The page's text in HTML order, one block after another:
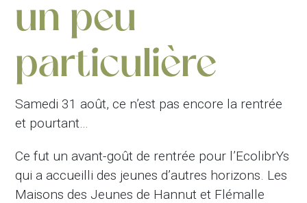
un peu
particulière
Samedi 31 août, ce n’est pas encore la rentrée
et pourtant…
Ce fut un avant-goût de rentrée pour l’EcolibrYs
qui a accueilli des jeunes d’autres horizons. Les
Maisons des Jeunes de Hannut et Flémalle